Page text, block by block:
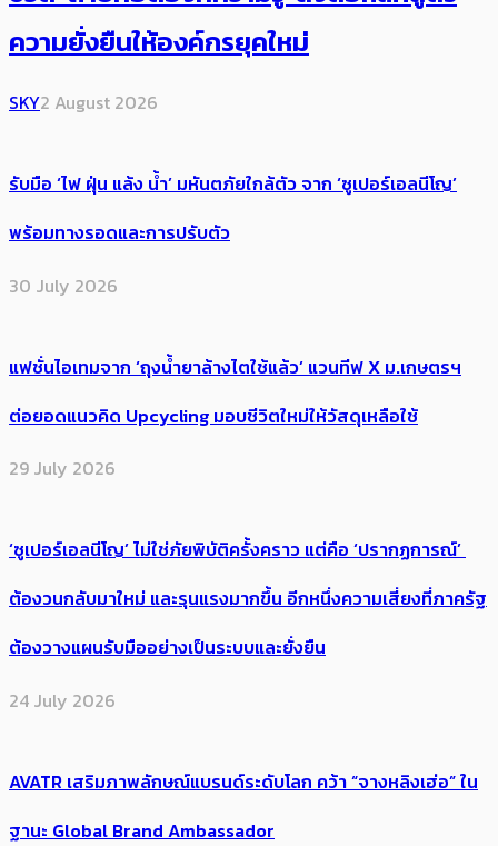
ความยั่งยืนให้องค์กรยุคใหม่
SKY2 August 2026
รับมือ ‘ไฟ ฝุ่น แล้ง น้ำ’ มหันตภัยใกล้ตัว จาก ‘ซูเปอร์เอลนีโญ’
พร้อมทางรอดและการปรับตัว
30 July 2026
แฟชั่นไอเทมจาก ‘ถุงน้ำยาล้างไตใช้แล้ว’ แวนทีฟ X ม.เกษตรฯ
ต่อยอดแนวคิด Upcycling มอบชีวิตใหม่ให้วัสดุเหลือใช้
29 July 2026
‘ซูเปอร์เอลนีโญ’ ไม่ใช่ภัยพิบัติครั้งคราว แต่คือ ‘ปรากฏการณ์’ ​
ต้อง​วนกลับมาใหม่ และรุนแรงมากขึ้น อีกหนึ่งความเสี่ยงที่ภาครัฐ
ต้องวางแผนรับมืออย่างเป็นระบบและยั่งยืน
24 July 2026
AVATR เสริมภาพลักษณ์แบรนด์ระดับโลก คว้า “จางหลิงเฮ่อ” ใน
ฐานะ Global Brand Ambassador